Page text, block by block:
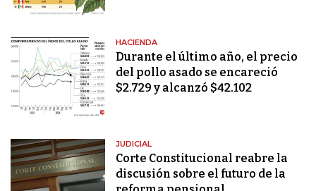
HACIENDA
Durante el último año, el precio
del pollo asado se encareció
$2.729 y alcanzó $42.102
JUDICIAL
Corte Constitucional reabre la
discusión sobre el futuro de la